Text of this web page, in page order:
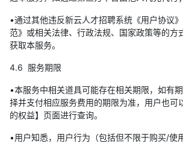
•通过其他违反新云人才招聘系统《用户协议
范》或相关法律、行政法规、国家政策等的方
获取本服务。
4.6 服务期限
•本服务中相关道具可能存在相关期限，如有
择并支付相应服务费用的期限为准，用户也可
的权益】页面进行查询。
•用户知悉，用户行为（包括但不限于购买/使